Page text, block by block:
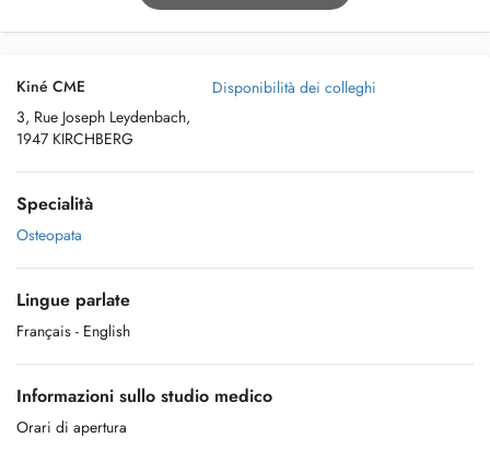
Kiné CME
3, Rue Joseph Leydenbach,
1947 KIRCHBERG
Disponibilità dei colleghi
Specialità
Osteopata
Lingue parlate
Français - English
Informazioni sullo studio medico
Orari di apertura